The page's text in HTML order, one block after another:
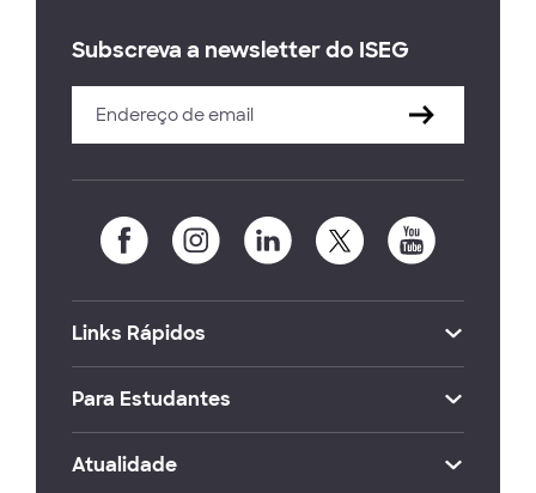
Subscreva a newsletter do ISEG
Links Rápidos
Para Estudantes
Atualidade